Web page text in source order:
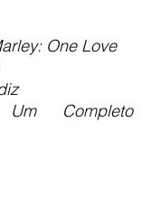
One Love
Um Completo